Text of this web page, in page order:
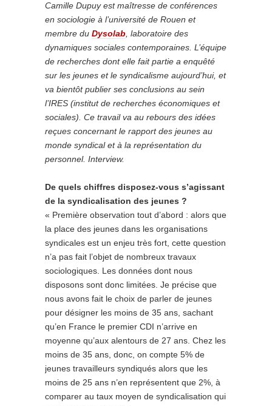
Camille Dupuy est maîtresse de conférences
en sociologie à l’université de Rouen et
membre du Dysolab , laboratoire des
dynamiques sociales contemporaines. L’équipe
de recherches dont elle fait partie a enquêté
sur les jeunes et le syndicalisme aujourd’hui, et
va bientôt publier ses conclusions au sein
l’IRES (institut de recherches économiques et
sociales). Ce travail va au rebours des idées
reçues concernant le rapport des jeunes au
monde syndical et à la représentation du
personnel. Interview.
De quels chiffres disposez-vous s’agissant
de la syndicalisation des jeunes ?
« Première observation tout d’abord : alors que
la place des jeunes dans les organisations
syndicales est un enjeu très fort, cette question
n’a pas fait l’objet de nombreux travaux
sociologiques. Les données dont nous
disposons sont donc limitées. Je précise que
nous avons fait le choix de parler de jeunes
pour désigner les moins de 35 ans, sachant
qu’en France le premier CDI n’arrive en
moyenne qu’aux alentours de 27 ans. Chez les
moins de 35 ans, donc, on compte 5% de
jeunes travailleurs syndiqués alors que les
moins de 25 ans n’en représentent que 2%, à
comparer au taux moyen de syndicalisation qui